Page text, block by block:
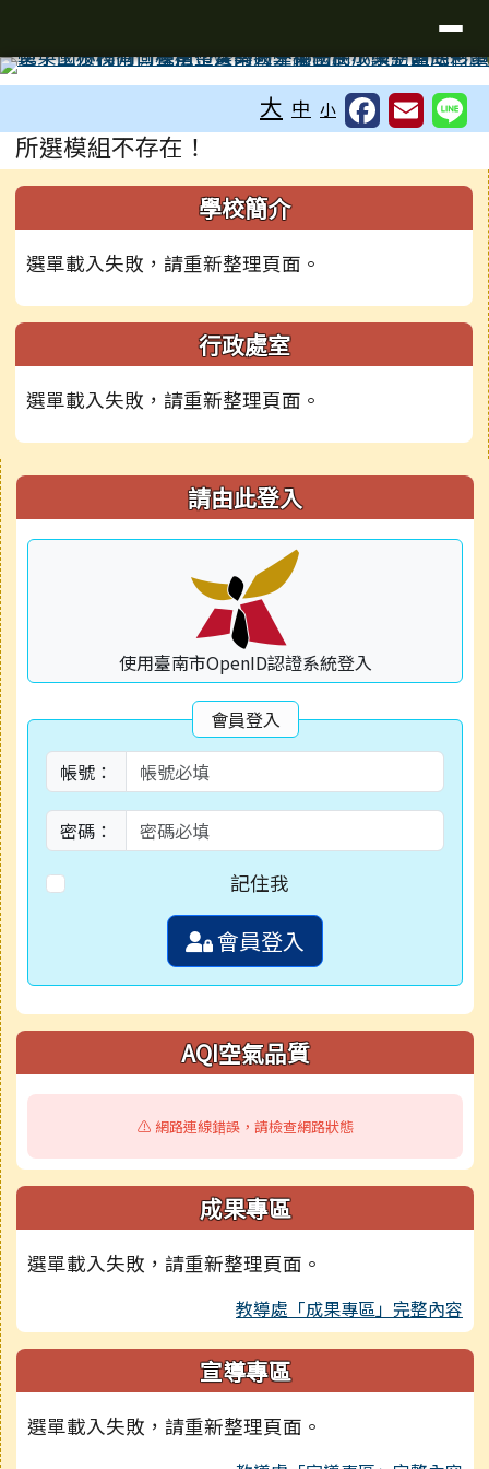
大 中 小
主內容區域
所選模組不存在！
左邊區域內容 學校簡介
選單載入失敗，請重新整理頁面。
行政處室
選單載入失敗，請重新整理頁面。
右邊區域內容 請由此登入
使用臺南市OpenID認證系統登入
會員登入
帳號：
密碼：
記住我
會員登入
AQI空氣品質
⚠️ 網路連線錯誤，請檢查網路狀態
成果專區
選單載入失敗，請重新整理頁面。
教導處「成果專區」完整內容
宣導專區
選單載入失敗，請重新整理頁面。
頁尾區域